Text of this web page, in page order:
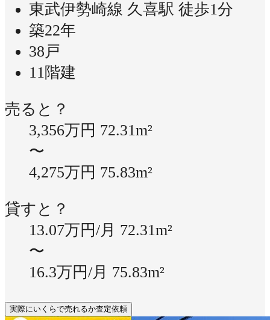
東武伊勢崎線 久喜駅 徒歩1分
築22年
38戸
11階建
売ると？
3,356万円 72.31m²
〜
4,275万円 75.83m²
貸すと？
13.07万円/月 72.31m²
〜
16.3万円/月 75.83m²
実際にいくらで売れるか査定依頼